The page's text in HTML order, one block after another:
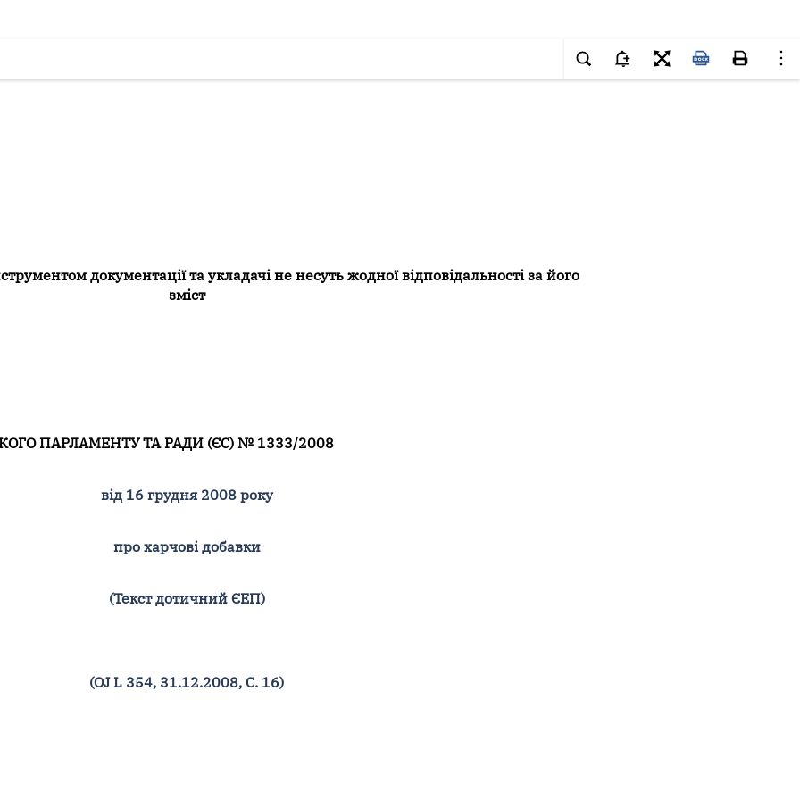
документації та укладачі не несуть жодної відповідальності за його
зміст
ПАРЛАМЕНТУ ТА РАДИ (ЄC) № 1333/2008
від 16 грудня 2008 року
про харчові добавки
(Текст дотичний ЄЕП)
(OJ L 354, 31.12.2008, С. 16)